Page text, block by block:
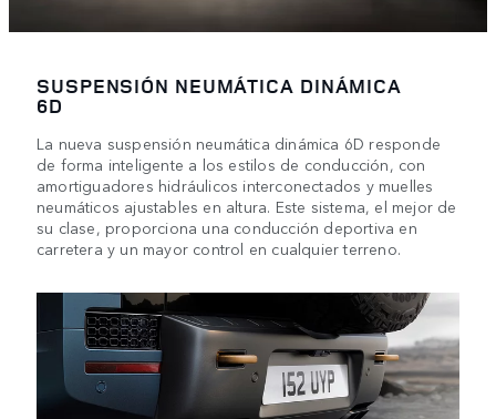
SUSPENSIÓN NEUMÁTICA DINÁMICA
6D
La nueva suspensión neumática dinámica 6D responde
de forma inteligente a los estilos de conducción, con
amortiguadores hidráulicos interconectados y muelles
neumáticos ajustables en altura. Este sistema, el mejor de
su clase, proporciona una conducción deportiva en
carretera y un mayor control en cualquier terreno.